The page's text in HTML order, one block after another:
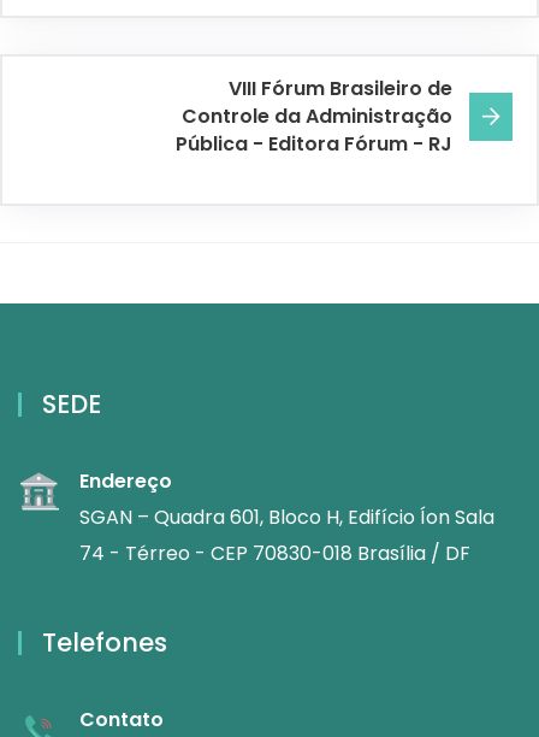
VIII Fórum Brasileiro de
Controle da Administração
Pública - Editora Fórum - RJ
SEDE
Endereço
SGAN – Quadra 601, Bloco H, Edifício Íon Sala
74 - Térreo - CEP 70830-018 Brasília / DF
Telefones
Contato